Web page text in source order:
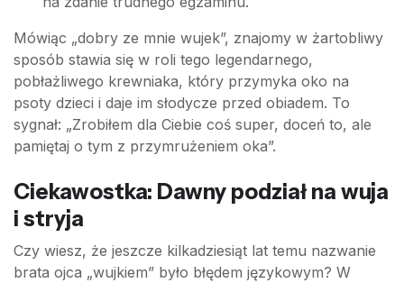
Mówiąc „dobry ze mnie wujek”, znajomy w żartobliwy
sposób stawia się w roli tego legendarnego,
pobłażliwego krewniaka, który przymyka oko na
psoty dzieci i daje im słodycze przed obiadem. To
sygnał: „Zrobiłem dla Ciebie coś super, doceń to, ale
pamiętaj o tym z przymrużeniem oka”.
Ciekawostka: Dawny podział na wuja
i stryja
Czy wiesz, że jeszcze kilkadziesiąt lat temu nazwanie
brata ojca „wujkiem” było błędem językowym? W